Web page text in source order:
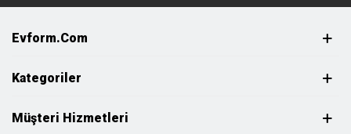
Evform.com
Kategoriler
Müşteri Hizmetleri